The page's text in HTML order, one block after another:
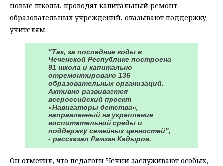
новые школы, проводят капитальный ремонт
образовательных учреждений, оказывают поддержку
учителям.
"Так, за последние годы в
Чеченской Республике построена
91 школа и капитально
отремонтировано 136
образовательных организаций.
Активно развивается
всероссийский проект
«Навигаторы детства»,
направленный на укрепление
воспитательной среды и
поддержку семейных ценностей",
- рассказал Рамзан Кадыров.
Он отметил, что педагоги Чечни заслуживают особых,